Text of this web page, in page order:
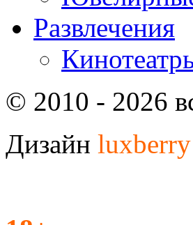
Развлечения
© 2010 - 2026
Дизайн luxberry